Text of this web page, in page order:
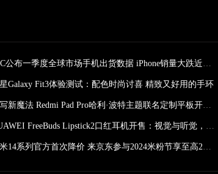
IDC公布一季度全球市场手机出货数据 iPhone销量大跌近10%
Galaxy Fit3体验测试：配色时尚讨喜 精致又好用的手环
谱写新魔法 Redmi Pad Pro哈利·波特主题联名定制平板开箱解析
HUAWEI FreeBuds Lipstick2口红耳机开售：视觉与听觉，双重悦己
小米14系列官方首次降价 来京东参与2024米粉节享至高24期免息